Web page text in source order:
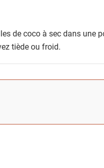
de coco à sec dans une
tiède ou froid.